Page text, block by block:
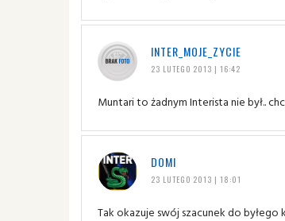
INTER_MOJE_ZYCIE
23 LUTEGO 2013 | 16:42
Muntari to żadnym Interista nie był..
DOMI
23 LUTEGO 2013 | 18:01
Tak okazuje swój szacunek do byłego